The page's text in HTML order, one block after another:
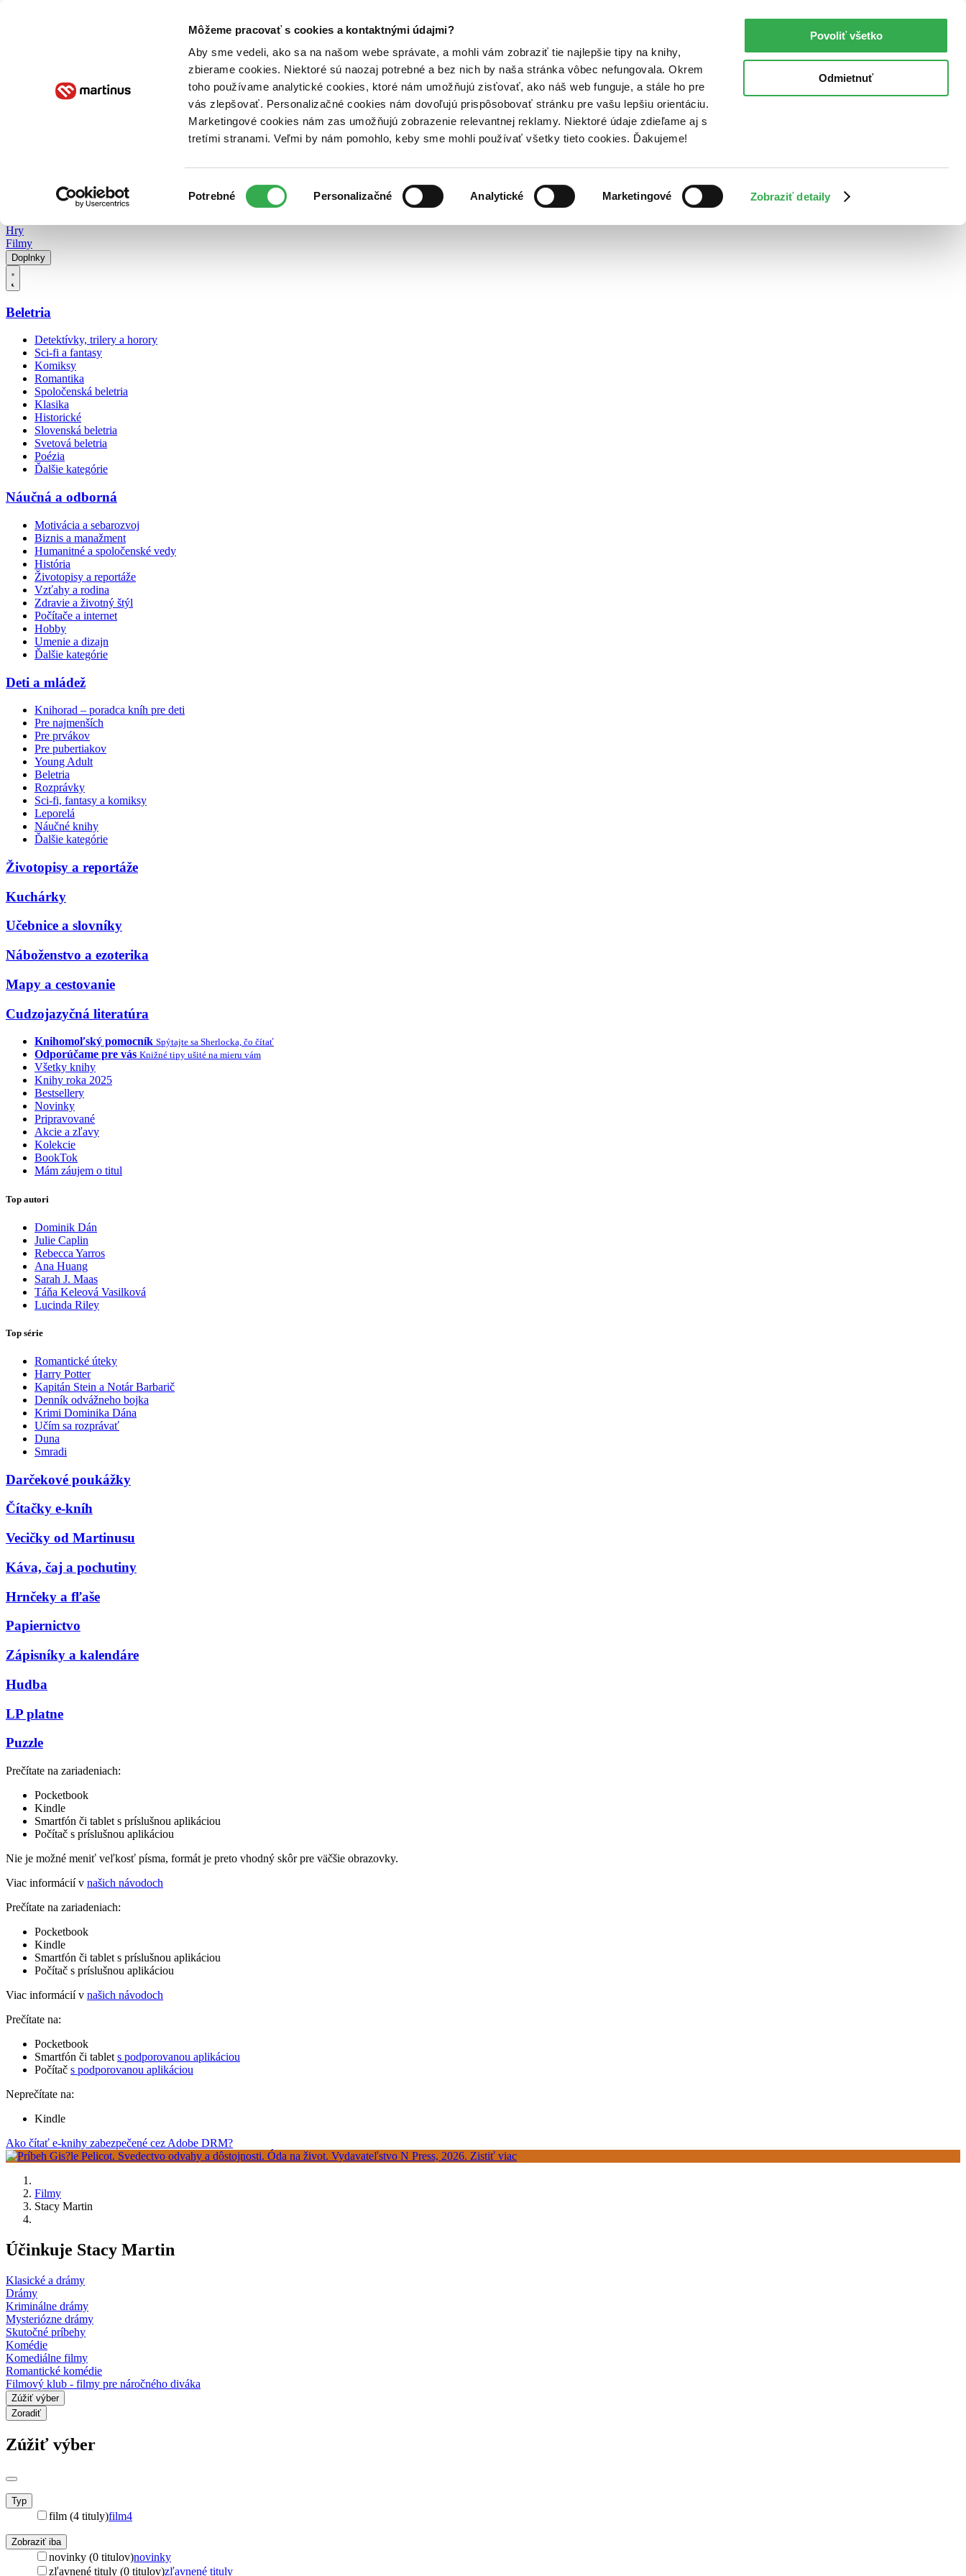
Môžeme pracovať s cookies a kontaktnými údajmi?
Aby sme vedeli, ako sa na našom webe správate, a mohli vám zobraziť tie najlepšie tipy na knihy,
zbierame cookies. Niektoré sú naozaj potrebné a bez nich by naša stránka vôbec nefungovala. Okrem
toho používame analytické cookies, ktoré nám umožňujú zisťovať, ako náš web funguje, a stále ho pre
vás zlepšovať. Personalizačné cookies nám dovoľujú prispôsobovať stránku pre vašu lepšiu orientáciu.
Marketingové cookies nám zas umožňujú zobrazenie relevantnej reklamy. Niektoré údaje zdieľame aj s
tretími stranami. Veľmi by nám pomohlo, keby sme mohli používať všetky tieto cookies. Ďakujeme!
súhlasu
Potrebné Personalizačné Analytické Marketingové Zobraziť detaily
Povoliť všetko
Odmietnuť
Poukážky Kontakt
Hry
Filmy
Doplnky
Beletria
Detektívky, trilery a horory
Sci-fi a fantasy
Komiksy
Romantika
Spoločenská beletria
Klasika
Historické
Slovenská beletria
Svetová beletria
Poézia
Ďalšie kategórie
Náučná a odborná
Motivácia a sebarozvoj
Biznis a manažment
Humanitné a spoločenské vedy
História
Životopisy a reportáže
Vzťahy a rodina
Zdravie a životný štýl
Počítače a internet
Hobby
Umenie a dizajn
Ďalšie kategórie
Deti a mládež
Knihorad – poradca kníh pre deti
Pre najmenších
Pre prvákov
Pre pubertiakov
Young Adult
Beletria
Rozprávky
Sci-fi, fantasy a komiksy
Leporelá
Náučné knihy
Ďalšie kategórie
Životopisy a reportáže
Kuchárky
Učebnice a slovníky
Náboženstvo a ezoterika
Mapy a cestovanie
Cudzojazyčná literatúra
Knihomoľský pomocník Spýtajte sa Sherlocka, čo čítať
Odporúčame pre vás Knižné tipy ušité na mieru vám
Všetky knihy
Knihy roka 2025
Bestsellery
Novinky
Pripravované
Akcie a zľavy
Kolekcie
BookTok
Mám záujem o titul
Top autori
Dominik Dán
Julie Caplin
Rebecca Yarros
Ana Huang
Sarah J. Maas
Táňa Keleová Vasilková
Lucinda Riley
Top série
Romantické úteky
Harry Potter
Kapitán Stein a Notár Barbarič
Denník odvážneho bojka
Krimi Dominika Dána
Učím sa rozprávať
Duna
Smradi
Darčekové poukážky
Čítačky e-kníh
Vecičky od Martinusu
Káva, čaj a pochutiny
Hrnčeky a fľaše
Papiernictvo
Zápisníky a kalendáre
Hudba
LP platne
Puzzle
Prečítate na zariadeniach:
Pocketbook
Kindle
Smartfón či tablet s príslušnou aplikáciou
Počítač s príslušnou aplikáciou
Nie je možné meniť veľkosť písma, formát je preto vhodný skôr pre väčšie obrazovky.
Viac informácií v našich návodoch
Prečítate na zariadeniach:
Pocketbook
Kindle
Smartfón či tablet s príslušnou aplikáciou
Počítač s príslušnou aplikáciou
Viac informácií v našich návodoch
Prečítate na:
Pocketbook
Smartfón či tablet s podporovanou aplikáciou
Počítač s podporovanou aplikáciou
Neprečítate na:
Kindle
Ako čítať e-knihy zabezpečené cez Adobe DRM?
Filmy
Stacy Martin
Účinkuje Stacy Martin
Klasické a drámy
Drámy
Kriminálne drámy
Mysteriózne drámy
Skutočné príbehy
Komédie
Komediálne filmy
Romantické komédie
Filmový klub - filmy pre náročného diváka
Zúžiť výber
Zoradiť
Zúžiť výber
Typ
film (4 tituly)film4
Zobraziť iba
novinky (0 titulov)novinky
zľavnené tituly (0 titulov)zľavnené tituly